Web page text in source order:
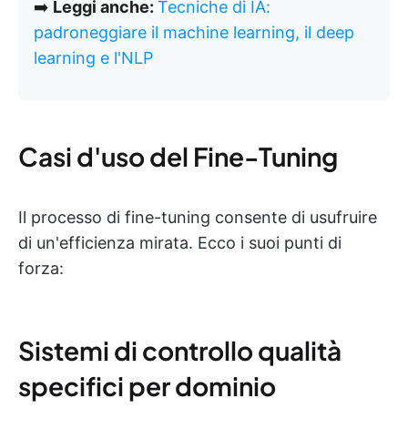
➡️ Leggi anche: Tecniche di IA:
padroneggiare il machine learning, il deep
learning e l'NLP
Casi d'uso del Fine-Tuning
Il processo di fine-tuning consente di usufruire
di un'efficienza mirata. Ecco i suoi punti di
forza:
Sistemi di controllo qualità
specifici per dominio